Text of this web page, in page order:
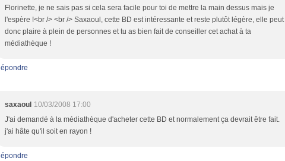
Florinette, je ne sais pas si cela sera facile pour toi de mettre la main dessus mais je
l'espère !<br /> <br /> Saxaoul, cette BD est intéressante et reste plutôt légère, elle peut
donc plaire à plein de personnes et tu as bien fait de conseiller cet achat à ta
médiathèque !
saxaoul 10/03/2008 17:00
J'ai demandé à la médiathèque d'acheter cette BD et normalement ça devrait être fait.
j'ai hâte qu'il soit en rayon !